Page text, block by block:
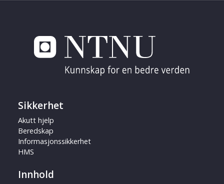
Sikkerhet
Akutt hjelp
Beredskap
Informasjonssikkerhet
HMS
Innhold